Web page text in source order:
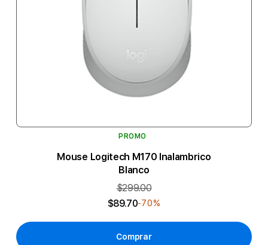
PROMO
Mouse Logitech M170 Inalambrico
Blanco
$299.00
$89.70-70%
Comprar